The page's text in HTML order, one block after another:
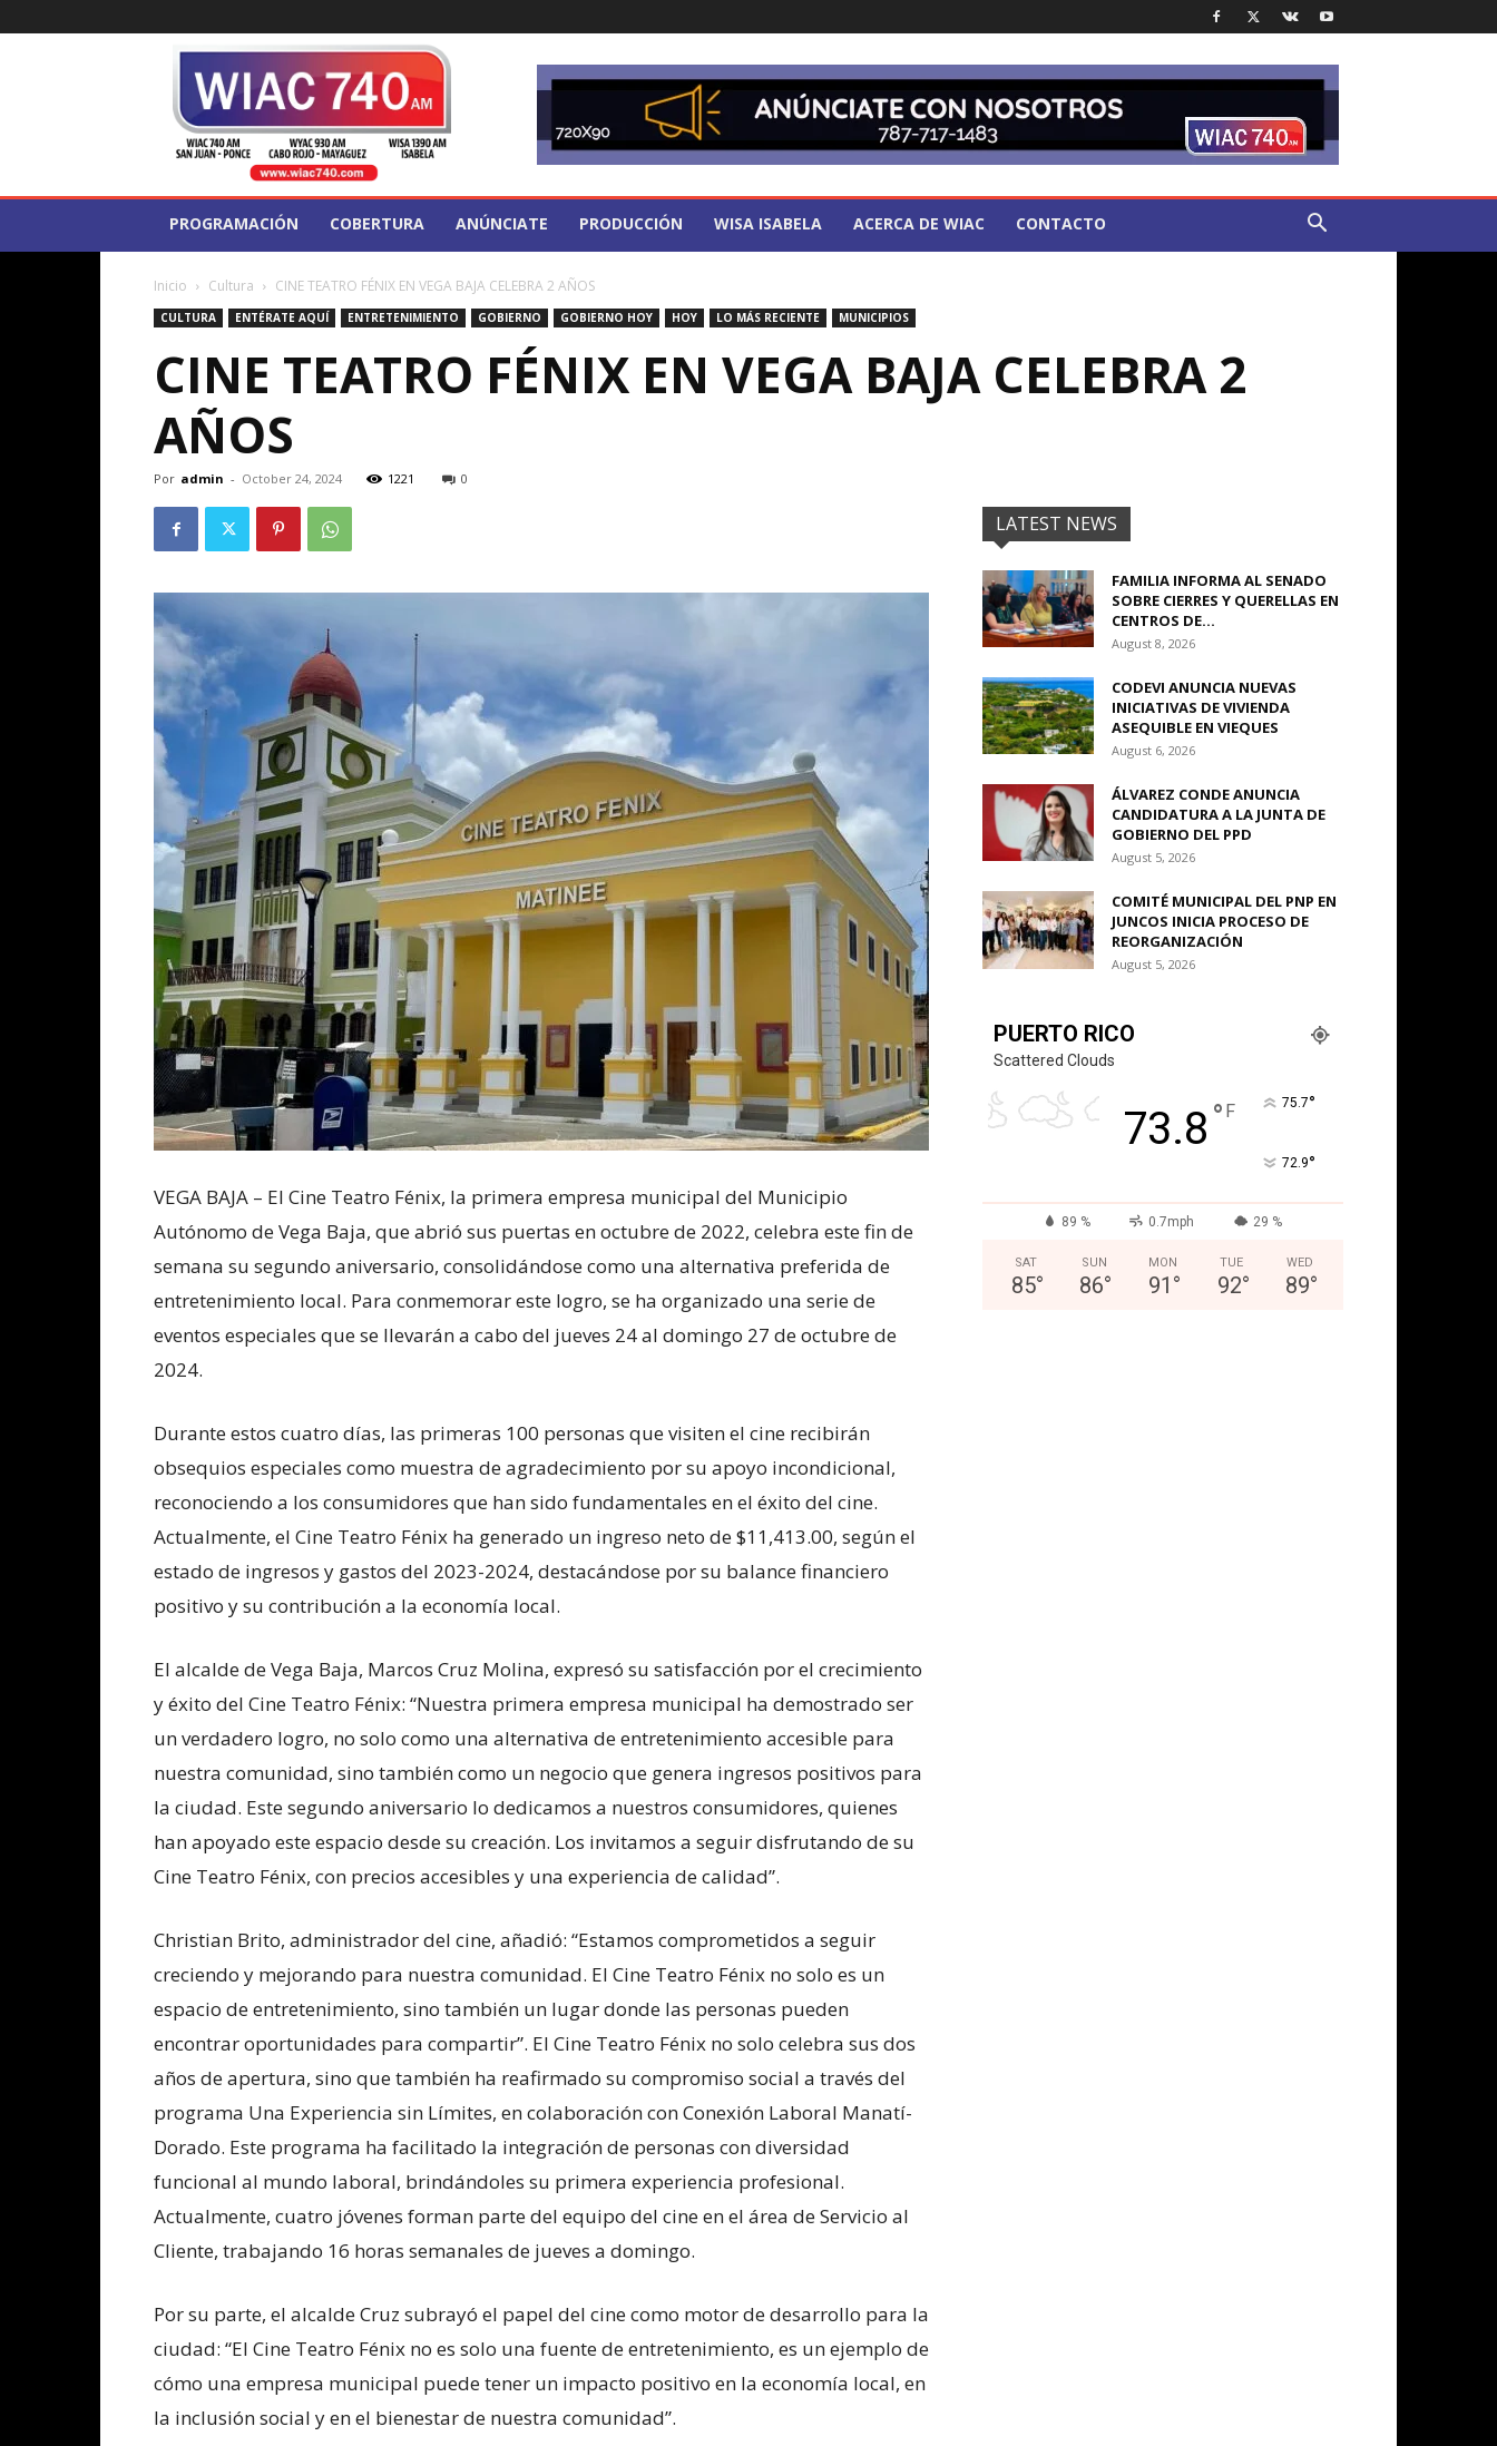
PROGRAMACIÓN COBERTURA ANÚNCIATE PRODUCCIÓN WISA ISABELA ACERCA DE WIAC CONTACTO
Inicio Cultura CINE TEATRO FÉNIX EN VEGA BAJA CELEBRA 2 AÑOS
CULTURA ENTÉRATE AQUÍ ENTRETENIMIENTO GOBIERNO GOBIERNO HOY HOY LO MÁS RECIENTE MUNICIPIOS
CINE TEATRO FÉNIX EN VEGA BAJA CELEBRA 2
AÑOS
Por admin - October 24, 2024 1221 0
VEGA BAJA – El Cine Teatro Fénix, la primera empresa municipal del Municipio
Autónomo de Vega Baja, que abrió sus puertas en octubre de 2022, celebra este fin de
semana su segundo aniversario, consolidándose como una alternativa preferida de
entretenimiento local. Para conmemorar este logro, se ha organizado una serie de
eventos especiales que se llevarán a cabo del jueves 24 al domingo 27 de octubre de
2024.
Durante estos cuatro días, las primeras 100 personas que visiten el cine recibirán
obsequios especiales como muestra de agradecimiento por su apoyo incondicional,
reconociendo a los consumidores que han sido fundamentales en el éxito del cine.
Actualmente, el Cine Teatro Fénix ha generado un ingreso neto de $11,413.00, según el
estado de ingresos y gastos del 2023-2024, destacándose por su balance financiero
positivo y su contribución a la economía local.
El alcalde de Vega Baja, Marcos Cruz Molina, expresó su satisfacción por el crecimiento
y éxito del Cine Teatro Fénix: “Nuestra primera empresa municipal ha demostrado ser
un verdadero logro, no solo como una alternativa de entretenimiento accesible para
nuestra comunidad, sino también como un negocio que genera ingresos positivos para
la ciudad. Este segundo aniversario lo dedicamos a nuestros consumidores, quienes
han apoyado este espacio desde su creación. Los invitamos a seguir disfrutando de su
Cine Teatro Fénix, con precios accesibles y una experiencia de calidad”.
Christian Brito, administrador del cine, añadió: “Estamos comprometidos a seguir
creciendo y mejorando para nuestra comunidad. El Cine Teatro Fénix no solo es un
espacio de entretenimiento, sino también un lugar donde las personas pueden
encontrar oportunidades para compartir”. El Cine Teatro Fénix no solo celebra sus dos
años de apertura, sino que también ha reafirmado su compromiso social a través del
programa Una Experiencia sin Límites, en colaboración con Conexión Laboral Manatí-
Dorado. Este programa ha facilitado la integración de personas con diversidad
funcional al mundo laboral, brindándoles su primera experiencia profesional.
Actualmente, cuatro jóvenes forman parte del equipo del cine en el área de Servicio al
Cliente, trabajando 16 horas semanales de jueves a domingo.
Por su parte, el alcalde Cruz subrayó el papel del cine como motor de desarrollo para la
ciudad: “El Cine Teatro Fénix no es solo una fuente de entretenimiento, es un ejemplo de
cómo una empresa municipal puede tener un impacto positivo en la economía local, en
la inclusión social y en el bienestar de nuestra comunidad”.
LATEST NEWS
FAMILIA INFORMA AL SENADO
SOBRE CIERRES Y QUERELLAS EN
CENTROS DE...
August 8, 2026
CODEVI ANUNCIA NUEVAS
INICIATIVAS DE VIVIENDA
ASEQUIBLE EN VIEQUES
August 6, 2026
ÁLVAREZ CONDE ANUNCIA
CANDIDATURA A LA JUNTA DE
GOBIERNO DEL PPD
August 5, 2026
COMITÉ MUNICIPAL DEL PNP EN
JUNCOS INICIA PROCESO DE
REORGANIZACIÓN
August 5, 2026
PUERTO RICO
Scattered Clouds
73.8 ° F 75.7°
72.9°
89 % 0.7mph 29 %
SAT
85°
SUN
86°
MON
91 °
TUE
92°
WED
89°